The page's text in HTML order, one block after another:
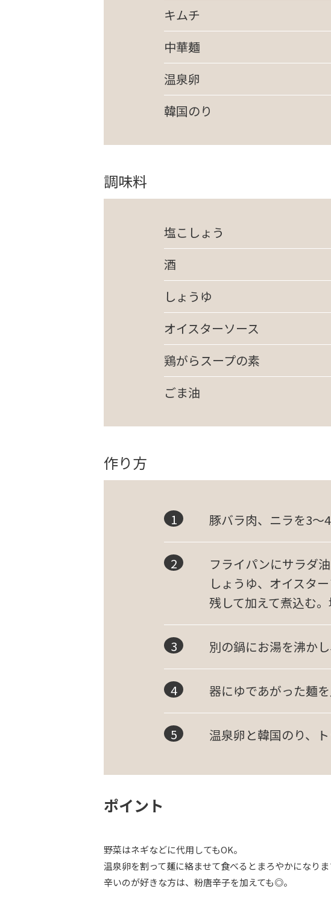
キムチ
中華麺
温泉卵
韓国のり
調味料
塩こしょう
酒
しょうゆ
オイスターソース
鶏がらスープの素
ごま油
作り方
豚バラ肉、ニラを3～
フライパンにサラダ
しょうゆ、オイスタ
残して加えて煮込む
別の鍋にお湯を沸か
器にゆであがった麺
温泉卵と韓国のり、
ポイント
野菜はネギなどに代用してもOK。
温泉卵を割って麺に絡ませて食べるとまろやかになりま
辛いのが好きな方は、粉唐辛子を加えても◎。